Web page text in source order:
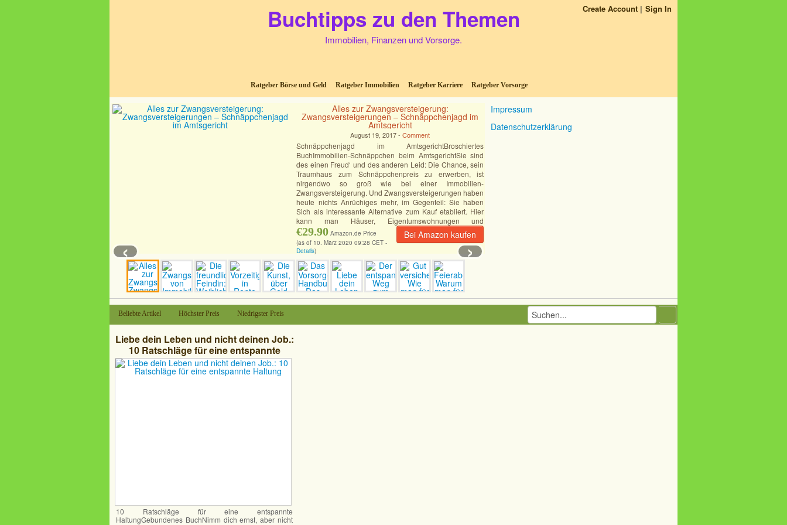
Create Account Sign In
Buchtipps zu den Themen
Immobilien, Finanzen und Vorsorge.
Ratgeber Börse und Geld Ratgeber Immobilien Ratgeber Karriere Ratgeber Vorsorge
Alles zur Zwangsversteigerung:
Zwangsversteigerungen – Schnäppchenjagd im
Amtsgericht
August 19, 2017 -Comment
Schnäppchenjagd im AmtsgerichtBroschiertes
BuchImmobilien-Schnäppchen beim AmtsgerichtSie sind
des einen Freud‘ und des anderen Leid: Die Chance, sein
Traumhaus zum Schnäppchenpreis zu erwerben, ist
nirgendwo so groß wie bei einer Immobilien-
Zwangsversteigerung. Und Zwangsversteigerungen haben
heute nichts Anrüchiges mehr, im Gegenteil: Sie haben
Sich als interessante Alternative zum Kauf etabliert. Hier
kann man Häuser, Eigentumswohnungen und
Grundstücke[Mehr] Bei Amazon kaufen
€29.90 Amazon.de Price
(as of 10. März 2020 09:28 CET -
Details)
‹ ›
Impressum
Datenschutzerklärung
Beliebte Artikel Höchster Preis Niedrigster Preis
Liebe dein Leben und nicht deinen Job.:
10 Ratschläge für eine entspannte
Haltung
10 Ratschläge für eine entspannte
HaltungGebundenes BuchNimm dich ernst, aber nicht